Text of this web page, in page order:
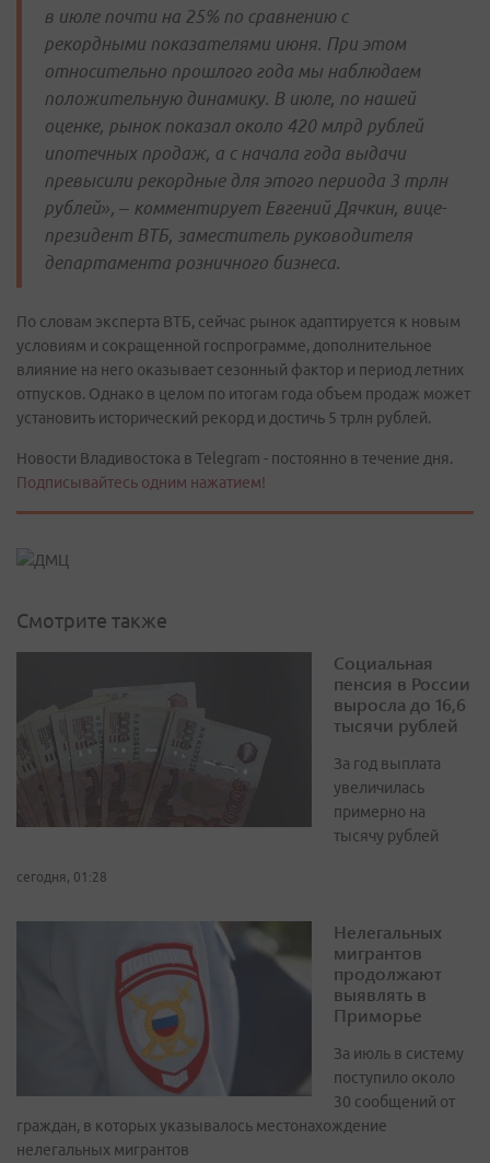
в июле почти на 25% по сравнению с
рекордными показателями июня. При этом
относительно прошлого года мы наблюдаем
положительную динамику. В июле, по нашей
оценке, рынок показал около 420 млрд рублей
ипотечных продаж, а с начала года выдачи
превысили рекордные для этого периода 3 трлн
рублей», – комментирует Евгений Дячкин, вице-
президент ВТБ, заместитель руководителя
департамента розничного бизнеса.
По словам эксперта ВТБ, сейчас рынок адаптируется к новым
условиям и сокращенной госпрограмме, дополнительное
влияние на него оказывает сезонный фактор и период летних
отпусков. Однако в целом по итогам года объем продаж может
установить исторический рекорд и достичь 5 трлн рублей.
Новости Владивостока в Telegram - постоянно в течение дня.
Подписывайтесь одним нажатием!
Смотрите также
Социальная
пенсия в России
выросла до 16,6
тысячи рублей
За год выплата
увеличилась
примерно на
тысячу рублей
сегодня, 01:28
Нелегальных
мигрантов
продолжают
выявлять в
Приморье
За июль в систему
поступило около
30 сообщений от
граждан, в которых указывалось местонахождение
нелегальных мигрантов